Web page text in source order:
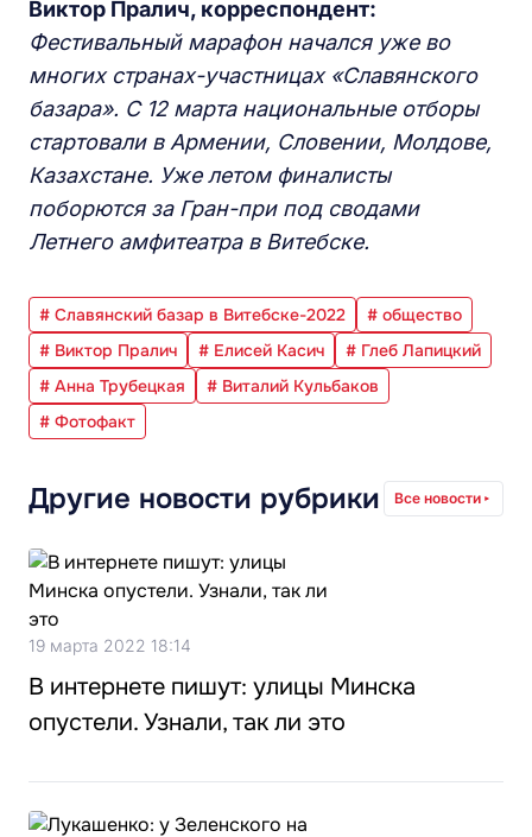
Виктор Пралич, корреспондент:
Фестивальный марафон начался уже во
многих странах-участницах «Славянского
базара». С 12 марта национальные отборы
стартовали в Армении, Словении, Молдове,
Казахстане. Уже летом финалисты
поборются за Гран-при под сводами
Летнего амфитеатра в Витебске.
# Славянский базар в Витебске-2022
# общество
# Виктор Пралич
# Елисей Касич
# Глеб Лапицкий
# Анна Трубецкая
# Виталий Кульбаков
# Фотофакт
Другие новости рубрики Все новости
19 марта 2022 18:14
В интернете пишут: улицы Минска
опустели. Узнали, так ли это